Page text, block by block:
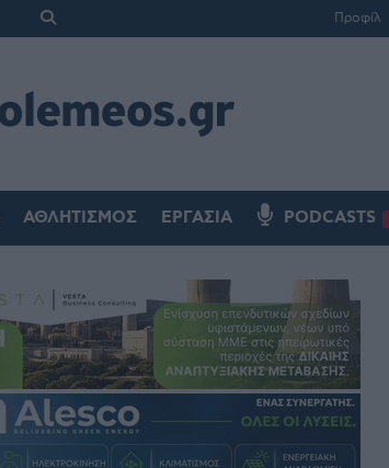
Προφίλ
ΑΘΛΗΤΙΣΜΌΣ ΕΡΓΑΣΊΑ PODCASTS